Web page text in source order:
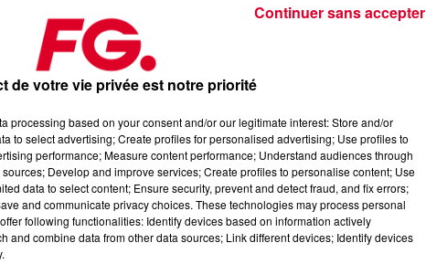
dansantes », au tout début du
dans la matrice de ce sanctuaire
de rock, des DJ-sets et la soirée
de votre vie privée est notre priorité
processing based on your consent and/or our legitimate interest: Store and/or
to select advertising; Create profiles for personalised advertising; Use profiles to
performance; Measure content performance; Understand audiences through
Develop and improve services; Create profiles to personalise content; Use
data to select content; Ensure security, prevent and detect fraud, and fix errors;
and communicate privacy choices. These technologies may process personal
following functionalities: Identify devices based on information actively
and combine data from other data sources; Link different devices; Identify devices
Continuer sans accepter